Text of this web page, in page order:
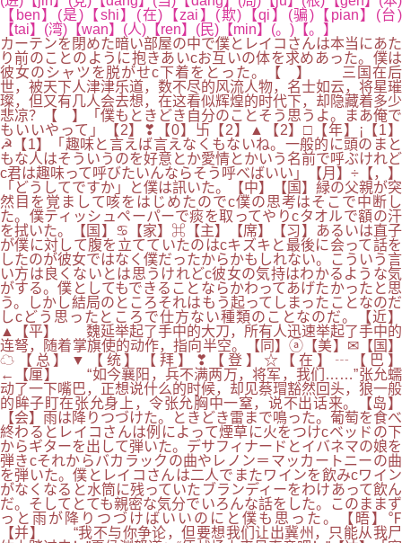
【ben】(是)【shi】(在)【zai】(欺)【qi】(骗)【pian】(台)
【tai】(湾)【wan】(人)【ren】(民)【min】(。)【。】
カーテンを閉めた暗い部屋の中で僕とレイコさんは本当にあた
り前のことのように抱きあいcお互いの体を求めあった。僕は
彼女のシャツを脱がせc下着をとった。【 】 三国在后
世，被天下人津津乐道，数不尽的风流人物，名士如云，将星璀
璨，但又有几人会去想，在这看似辉煌的时代下，却隐藏着多少
悲凉？【 】「僕もときどき自分のことそう思うよ。まあ俺で
もいいやって」【2】❣【0】卐【2】▲【2】□【年】¡【1】
☭【1】「趣味と言えば言えなくもないね。一般的に頭のまと
もな人はそういうのを好意とか愛情とかいう名前で呼ぶけれど
c君は趣味って呼びたいんならそう呼べばいい」【月】÷【，】
「どうしてですか」と僕は訊いた。【中】【国】緑の父親が突
然目を覚まして咳をはじめたのでc僕の思考はそこで中断し
た。僕ティッシュペーパーで痰を取ってやりcタオルで額の汗
を拭いた。【国】♋【家】⌘【主】【席】【习】あるいは直子
が僕に対して腹を立てていたのはcキズキと最後に会って話を
したのが彼女ではなく僕だったからかもしれない。こういう言
い方は良くないとは思うけれどc彼女の気持はわかるような気
がする。僕としてもできることならかわってあげたかったと思
う。しかし結局のところそれはもう起ってしまったことなのだ
しcどう思ったところで仕方ない種類のことなのだ。【近】
▲【平】 魏延举起了手中的大刀，所有人迅速举起了手中的
连弩，随着掌旗使的动作，指向半空。【同】ⓐ【美】✉【国】
☁【总】▼【统】【拜】❣【登】☆【在】┄【巴】
←【厘】 “如今襄阳，兵不满两万，将军，我们……”张允蠕
动了一下嘴巴，正想说什么的时候，却见蔡瑁豁然回头，狼一般
的眸子盯在张允身上，令张允胸中一窒，说不出话来。【岛】
【会】雨は降りつづけた。ときどき雷まで鳴った。葡萄を食べ
終わるとレイコさんは例によって煙草に火をつけcベッドの下
からギターを出して弾いた。デサフィナードとイバネマの娘を
弾きcそれからバカラックの曲やレノン＝マッカートニーの曲
を弾いた。僕とレイコさんは二人でまたワインを飲みcワイン
がなくなると水筒に残っていたブランディーをわけあって飲ん
だ。そしてとても親密な気分でいろんな話をした。このままず
っと雨が降りつづけばいいのにと僕も思った。【晤】℉
【并】 “我不与你争论，但要想我们让出冀州，只能从我尸